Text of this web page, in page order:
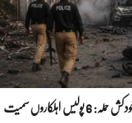
سوات تھانہ کبل پر خودکش حملہ: 6 پولیس اہلکاروں سمیت